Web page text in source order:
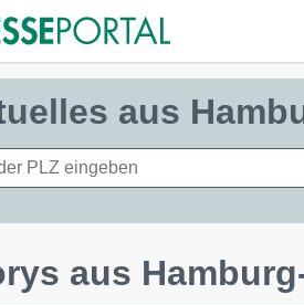
aus
aus